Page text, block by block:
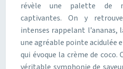
révèle une palette de
captivantes. On y
intenses rappelant l’ananas,
une agréable pointe acidulée
qui évoque la crème de coco.